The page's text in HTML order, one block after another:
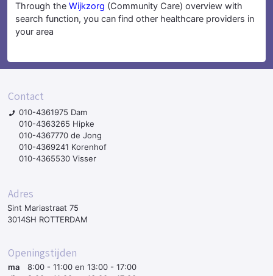
Through the Wijkzorg (Community Care) overview with
search function, you can find other healthcare providers in
your area
Contact
010-4361975 Dam
010-4363265 Hipke
010-4367770 de Jong
010-4369241 Korenhof
010-4365530 Visser
Adres
Sint Mariastraat 75
3014SH ROTTERDAM
Openingstijden
ma
8:00 - 11:00 en 13:00 - 17:00